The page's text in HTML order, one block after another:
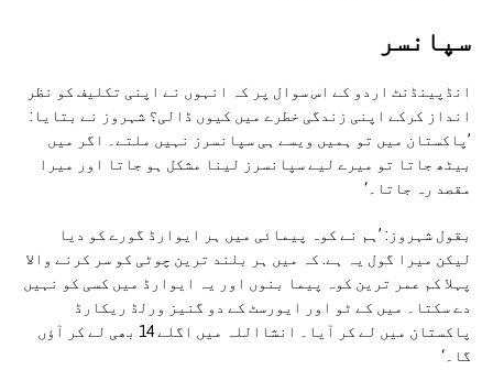
سپانسر
انڈپینڈنٹ اردو کے اس سوال پر کہ انہوں نے اپنی تکلیف کو نظر
انداز کرکے اپنی زندگی خطرے میں کیوں ڈالی؟ شہروز نے بتایا:
’پاکستان میں تو ہمیں ویسے ہی سپانسرز نہیں ملتے۔ اگر میں
بیٹھ جاتا تو میرے لیے سپانسرز لینا مشکل ہو جاتا اور میرا
مقصد رہ جاتا۔‘
بقول شہروز: ’ہم نے کوہ پیمائی میں ہر ایوارڈ گورے کو دیا
لیکن میرا گول یہ ہے. کہ میں ہر بلند ترین چوٹی کو سر کرنے والا
پہلا کم عمر ترین کوہ پیما بنوں اور یہ ایوارڈ میں کسی کو نہیں
دے سکتا۔ میں کے ٹو اور ایورسٹ کے دو گنیز ورلڈ ریکارڈ
پاکستان میں لے کر آیا۔ انشااللہ میں اگلے 14 بھی لے کر آؤں
گا۔‘